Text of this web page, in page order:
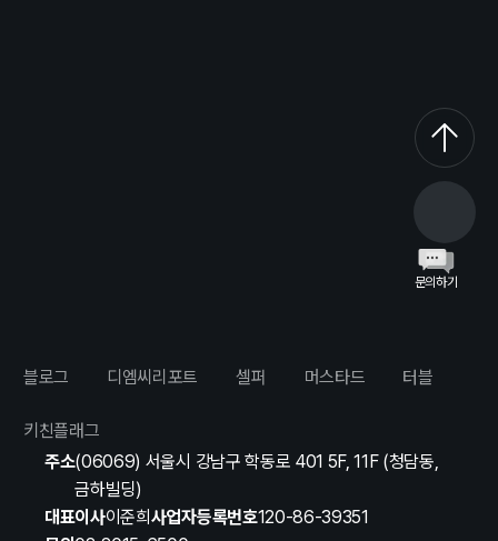
문의하기
블로그 디엠씨리포트 셀퍼 머스타드 터블
키친플래그
주소(06069) 서울시 강남구 학동로 401 5F, 11F (청담동,
금하빌딩)
대표이사이준희사업자등록번호120-86-39351